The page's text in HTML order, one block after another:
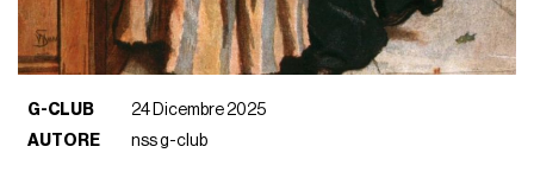
G-CLUB
24 Dicembre 2025
AUTORE
nss g-club